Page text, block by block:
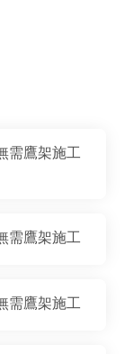
需鷹架施工
需鷹架施工
需鷹架施工